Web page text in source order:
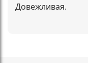
Довежливая.